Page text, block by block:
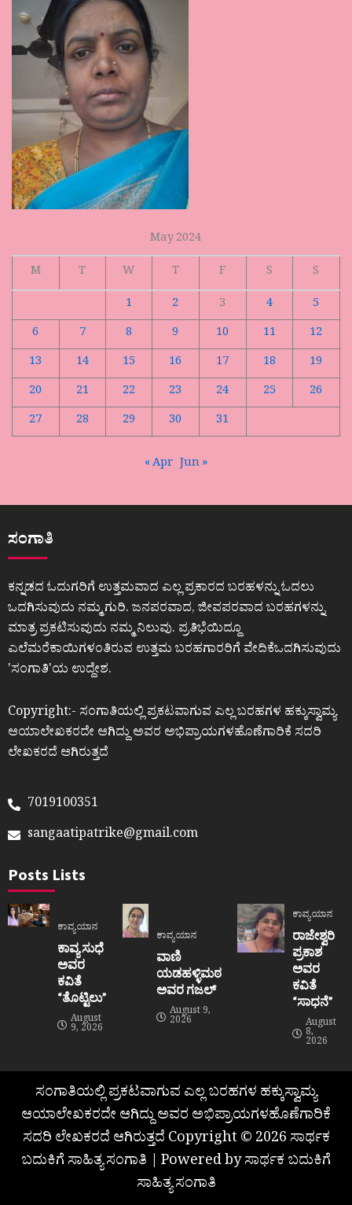
May 2024
M
T W T F S
S
1
2 3 4
5
6
7 8 9 10 11
12
13
14 15 16 17 18
19
20
21 22 23 24 25
26
27
28 29 30 31
« Apr Jun »
ಸಂಗಾತಿ
ಕನ್ನಡದ ಓದುಗರಿಗೆ ಉತ್ತಮವಾದ ಎಲ್ಲ ಪ್ರಕಾರದ ಬರಹಳನ್ನು ಓದಲು
ಒದಗಿಸುವುದು ನಮ್ಮ ಗುರಿ. ಜನಪರವಾದ, ಜೀವಪರವಾದ ಬರಹಗಳನ್ನು
ಮಾತ್ರ ಪ್ರಕಟಿಸುವುದು ನಮ್ಮ ನಿಲುವು. ಪ್ರತಿಭೆಯಿದ್ದೂ
ಎಲೆಮರೆಕಾಯಿಗಳಂತಿರುವ ಉತ್ತಮ ಬರಹಗಾರರಿಗೆ ವೇದಿಕೆಒದಗಿಸುವುದು
ʼಸಂಗಾತಿʼಯ ಉದ್ದೇಶ.
Copyright:- ಸಂಗಾತಿಯಲ್ಲಿ ಪ್ರಕಟವಾಗುವ ಎಲ್ಲ ಬರಹಗಳ ಹಕ್ಕುಸ್ವಾಮ್ಯ
ಆಯಾಲೇಖಕರದೇ ಆಗಿದ್ದು ಅವರ ಅಭಿಪ್ರಾಯಗಳಹೊಣೆಗಾರಿಕೆ ಸದರಿ
ಲೇಖಕರದೆ ಆಗಿರುತ್ತದೆ
7019100351
sangaatipatrike@gmail.com
Posts Lists
ಕಾವ್ಯಯಾನ
ಕಾವ್ಯ ಸುಧೆ
ಅವರ
ಕವಿತೆ
“ತೊಟ್ಟಿಲು”
August
9, 2026
ಕಾವ್ಯಯಾನ
ವಾಣಿ
ಯಡಹಳ್ಳಿಮಠ
ಅವರ ಗಜಲ್
August 9,
2026
ಕಾವ್ಯಯಾನ
ರಾಜೇಶ್ವರಿ
ಪ್ರಕಾಶ
ಅವರ
ಕವಿತೆ
“ಸಾಧನೆ”
August
8,
2026
ಸಂಗಾತಿಯಲ್ಲಿ ಪ್ರಕಟವಾಗುವ ಎಲ್ಲ ಬರಹಗಳ ಹಕ್ಕುಸ್ವಾಮ್ಯ
ಆಯಾಲೇಖಕರದೇ ಆಗಿದ್ದು ಅವರ ಅಭಿಪ್ರಾಯಗಳಹೊಣೆಗಾರಿಕೆ
ಸದರಿ ಲೇಖಕರದೆ ಆಗಿರುತ್ತದೆ Copyright © 2026 ಸಾರ್ಥಕ
ಬದುಕಿಗೆ ಸಾಹಿತ್ಯ ಸಂಗಾತಿ | Powered by ಸಾರ್ಥಕ ಬದುಕಿಗೆ
ಸಾಹಿತ್ಯ ಸಂಗಾತಿ